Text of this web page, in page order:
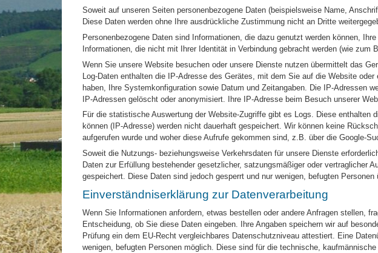
Soweit auf unseren Seiten personenbezogene Daten (beispielsweise Name,
Diese Daten werden ohne Ihre ausdrückliche Zustimmung nicht an Dritte
Personenbezogene Daten sind Informationen, die dazu genutzt werden können,
Informationen, die nicht mit Ihrer Identität in Verbindung gebracht werden (wie zum
Wenn Sie unsere Website besuchen oder unsere Dienste nutzen übermittelt das
Log-Daten enthalten die IP-Adresse des Gerätes, mit dem Sie auf die Website
haben, Ihre Systemkonfiguration sowie Datum und Zeitangaben. Die IP-Adressen
IP-Adressen gelöscht oder anonymisiert. Ihre IP-Adresse beim Besuch unserer
Für die statistische Auswertung der Website-Zugriffe gibt es Logs. Diese
können (IP-Adresse) werden nicht dauerhaft gespeichert. Wir können keine
aufgerufen wurde und woher diese Aufrufe gekommen sind, z.B. über die Google-
Soweit die Nutzungs- beziehungsweise Verkehrsdaten für unsere Dienste
Daten zur Erfüllung bestehender gesetzlicher, satzungsmäßiger oder vertraglicher
gespeichert. Diese Daten sind jedoch gesperrt und nur wenigen, befugten Personen
Einverständniserklärung zur Datenverarbeitung
Wenn Sie Informationen anfordern, etwas bestellen oder andere Anfragen stellen,
Entscheidung, ob Sie diese Daten eingeben. Ihre Angaben speichern wir auf
Prüfung ein dem EU-Recht vergleichbares Datenschutzniveau attestiert. Eine
wenigen, befugten Personen möglich. Diese sind für die technische,